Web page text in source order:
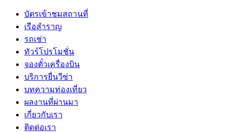
บัตรเข้าชมสถานที่
เรือสำราญ
รถเช่า
ทัวร์โปรโมชั่น
จองตั๋วเครื่องบิน
บริการยื่นวีซ่า
บทความท่องเที่ยว
ผลงานที่ผ่านมา
เกี่ยวกับเรา
ติดต่อเรา